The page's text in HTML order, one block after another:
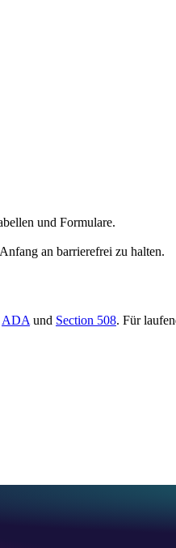
und Formulare.
an barrierefrei zu halten.
ADA und Section 508. Für